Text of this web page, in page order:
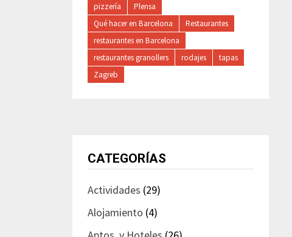
pizzería
Plensa
Qué hacer en Barcelona
Restaurantes
restaurantes en Barcelona
restaurantes granollers
rodajes
tapas
Zagreb
CATEGORÍAS
Actividades (29)
Alojamiento (4)